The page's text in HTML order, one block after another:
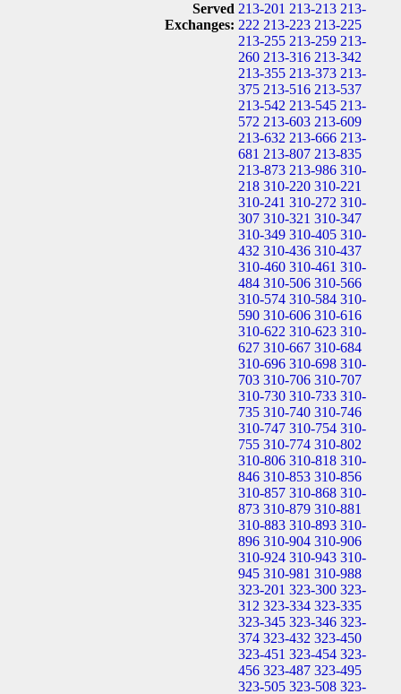
Served
Exchanges:
213-201 213-213 213-
222 213-223 213-225
213-255 213-259 213-
260 213-316 213-342
213-355 213-373 213-
375 213-516 213-537
213-542 213-545 213-
572 213-603 213-609
213-632 213-666 213-
681 213-807 213-835
213-873 213-986 310-
218 310-220 310-221
310-241 310-272 310-
307 310-321 310-347
310-349 310-405 310-
432 310-436 310-437
310-460 310-461 310-
484 310-506 310-566
310-574 310-584 310-
590 310-606 310-616
310-622 310-623 310-
627 310-667 310-684
310-696 310-698 310-
703 310-706 310-707
310-730 310-733 310-
735 310-740 310-746
310-747 310-754 310-
755 310-774 310-802
310-806 310-818 310-
846 310-853 310-856
310-857 310-868 310-
873 310-879 310-881
310-883 310-893 310-
896 310-904 310-906
310-924 310-943 310-
945 310-981 310-988
323-201 323-300 323-
312 323-334 323-335
323-345 323-346 323-
374 323-432 323-450
323-451 323-454 323-
456 323-487 323-495
323-505 323-508 323-